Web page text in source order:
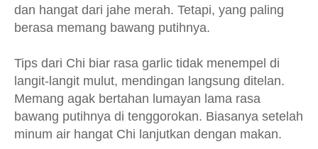
dan hangat dari jahe merah. Tetapi, yang paling
berasa memang bawang putihnya.
Tips dari Chi biar rasa garlic tidak menempel di
langit-langit mulut, mendingan langsung ditelan.
Memang agak bertahan lumayan lama rasa
bawang putihnya di tenggorokan. Biasanya setelah
minum air hangat Chi lanjutkan dengan makan.